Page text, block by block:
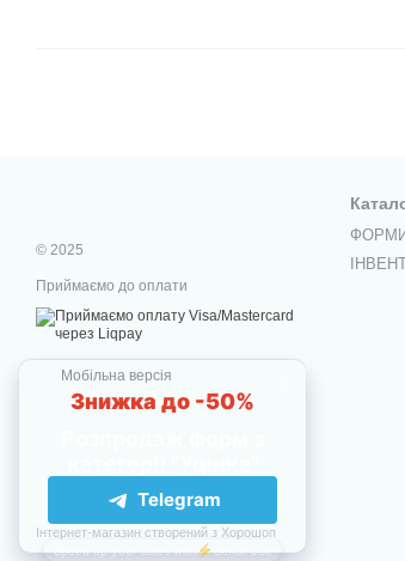
© 2025
Приймаємо до оплати
Мобільна версія
Інтернет-магазин створений з Хорошоп
ФОРМИ